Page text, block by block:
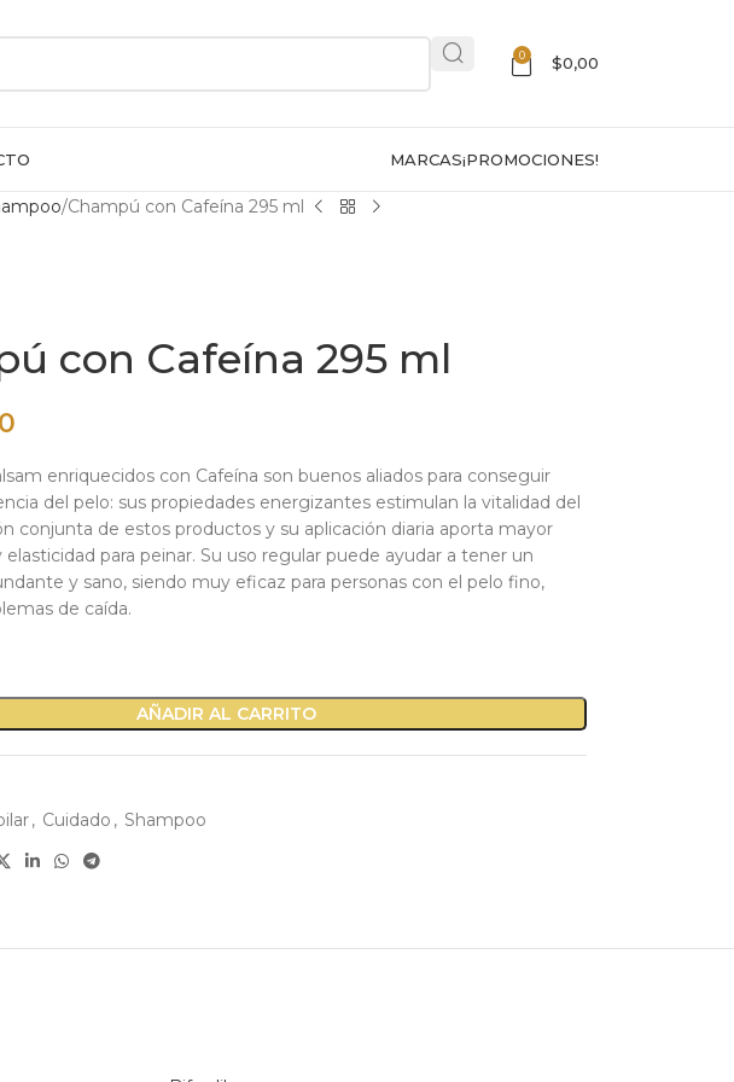
0 $0,00
MARCAS¡PROMOCIONES!
Champú con Cafeína 295 ml
con Cafeína 295 ml
enriquecidos con Cafeína son buenos aliados para conseguir
del pelo: sus propiedades energizantes estimulan la vitalidad del
conjunta de estos productos y su aplicación diaria aporta mayor
elasticidad para peinar. Su uso regular puede ayudar a tener un
y sano, siendo muy eficaz para personas con el pelo fino,
de caída.
AÑADIR AL CARRITO
, Cuidado , Shampoo